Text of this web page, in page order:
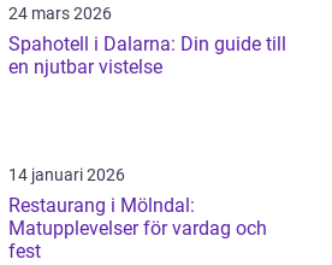
24 mars 2026
Spahotell i Dalarna: Din guide till
en njutbar vistelse
14 januari 2026
Restaurang i Mölndal:
Matupplevelser för vardag och
fest